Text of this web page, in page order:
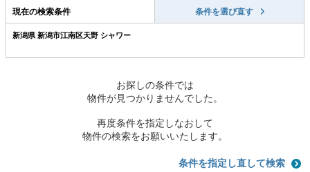
現在の検索条件 条件を選び直す
新潟県 新潟市江南区天野 シャワー
お探しの条件では
物件が見つかりませんでした。
再度条件を指定しなおして
物件の検索をお願いいたします。
条件を指定し直して検索